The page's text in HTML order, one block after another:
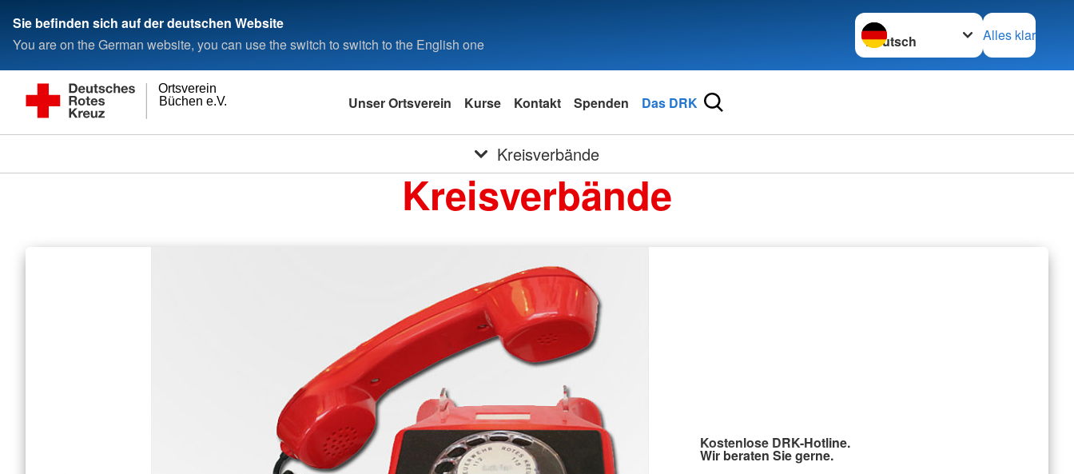
Sie befinden sich auf der deutschen Website
You are on the German website, you can use the switch to switch to the English one
Sprache wechseln zu
Alles klar
Büchen e.V.
Ortsverein
Unser Ortsverein Kurse Kontakt Spenden Das DRK
Kreisverbände
Kreisverbände
Kostenlose DRK-Hotline.
Wir beraten Sie gerne.